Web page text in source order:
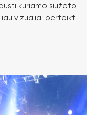
kuriamo siužeto
vizualiai perteikti